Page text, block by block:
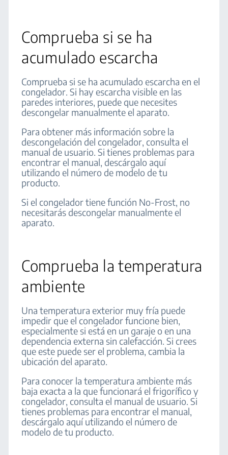
Comprueba si se ha
acumulado escarcha
Comprueba si se ha acumulado escarcha en el
congelador. Si hay escarcha visible en las
paredes interiores, puede que necesites
descongelar manualmente el aparato.
Para obtener más información sobre la
descongelación del congelador, consulta el
manual de usuario. Si tienes problemas para
encontrar el manual, descárgalo aquí
utilizando el número de modelo de tu
producto.
Si el congelador tiene función No-Frost, no
necesitarás descongelar manualmente el
aparato.
Comprueba la temperatura
ambiente
Una temperatura exterior muy fría puede
impedir que el congelador funcione bien,
especialmente si está en un garaje o en una
dependencia externa sin calefacción. Si crees
que este puede ser el problema, cambia la
ubicación del aparato.
Para conocer la temperatura ambiente más
baja exacta a la que funcionará el frigorífico y
congelador, consulta el manual de usuario. Si
tienes problemas para encontrar el manual,
descárgalo aquí utilizando el número de
modelo de tu producto.